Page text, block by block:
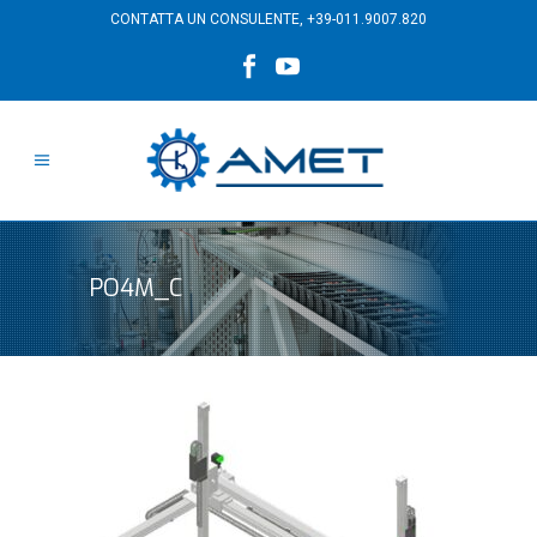
CONTATTA UN CONSULENTE, +39-011.9007.820
PO4M_C